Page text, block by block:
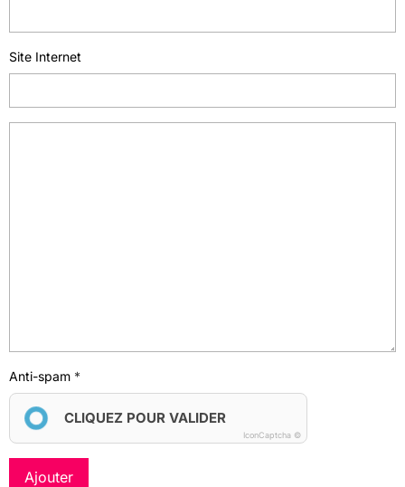
Site Internet
Anti-spam
CLIQUEZ POUR VALIDER
IconCaptcha ©
Ajouter